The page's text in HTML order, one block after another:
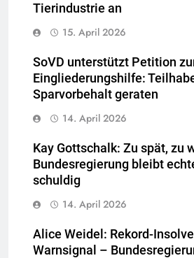
Tierindustrie an
15. April 2026
SoVD unterstützt Petition
Eingliederungshilfe:
Sparvorbehalt geraten
14. April 2026
Kay Gottschalk: Zu spät, zu
Bundesregierung bleibt
schuldig
14. April 2026
Alice Weidel: Rekord-
Warnsignal –